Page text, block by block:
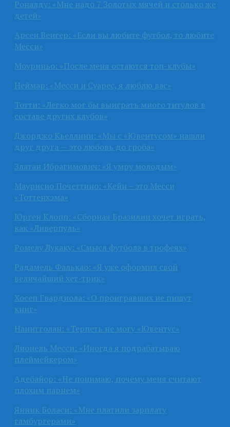
Роналду: «Мне надо 7 Золотых мячей и столько же
детей»
Арсен Венгер: «Если вы любите футбол, то любите
Месси»
Моуриньо: «После меня остаются топ-клубы»
Неймар: «Месси и Суарес, я люблю вас»
Тотти: «Легко мог бы выиграть много титулов в
составе других клубов»
Джорджо Кьеллини: «Мы с «Ювентусом» нашли
друг друга — это любовь до гроба»
Златан Ибрагимович: «Я умру молодым»
Маурисио Почеттино: «Кейн – это Месси
«Тоттенхэма»
Юрген Клопп: «Сборная Бразилии хочет играть,
как «Ливерпуль»
Ромелу Лукаку: «Смысл футбола в трофеях»
Радамель Фалькао: «Я уже оформил свой
величайший хет-трик»
Хосеп Гвардиола: «О проигравших не пишут
книг»
Наингголан: «Терпеть не могу «Ювентус»
Лионель Месси: «Иногда я подрабатываю
плеймейкером»
Адебайор: «Не понимаю, почему меня считают
плохим парнем»
Янник Боласи: «Мне платили зарплату
гамбургерами»